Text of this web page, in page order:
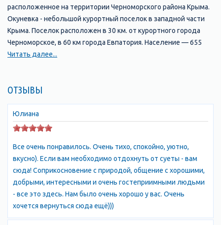
расположенное на территории Черноморского района Крыма.
Окуневка - небольшой курортный поселок в западной части
Крыма. Поселок расположен в 30 км. от курортного города
Черноморское, в 60 км города Евпатория. Население — 655
чел. (на 2006 г.).
имеет заливов и бухт, поэтому море всегда чистое. Нередко
дельфинов
Первозданная, дикая красота Тарханкутского побережья
издавна привлекала поселенцев и путешественников.
Труднодоступные пещеры и гроты, скрытые от посторонних
глаз бухты сотни лет назад облюбовали пираты. Возможно и
сегодня хранятся в заповедных местах спрятанные ими
сокровища. Мимо скалистых берегов Тарханкута
тысячелетиями пролегал путь древних мореплавателей -
Читать далее...
ОТЗЫВЫ
Юлиана
Все очень понравилось. Очень тихо, спокойно, уютно,
вкусно). Если вам необходимо отдохнуть от суеты - вам
сюда! Соприкосновение с природой, общение с хорошими,
добрыми, интересными и очень гостеприимными людьми
- все это здесь. Нам было очень хорошо у вас. Очень
хочется вернуться сюда ещё)))